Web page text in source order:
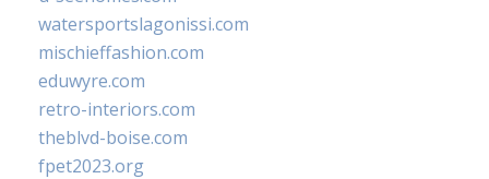
watersportslagonissi.com
mischieffashion.com
eduwyre.com
retro-interiors.com
theblvd-boise.com
fpet2023.org